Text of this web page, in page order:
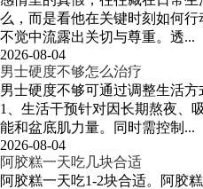
么，而是看他在关键时刻如何
不觉中流露出关切与尊重。透...
2026-08-04
男士硬度不够怎么治疗
男士硬度不够可通过调整生活
1、生活干预针对因长期熬夜、
能和盆底肌力量。同时需控制...
2026-08-04
阿胶糕一天吃几块合适
阿胶糕一天吃1-2块合适。阿胶